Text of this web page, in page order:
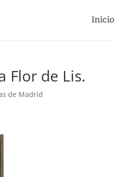
Inicio
Flor de Lis.
de Madrid